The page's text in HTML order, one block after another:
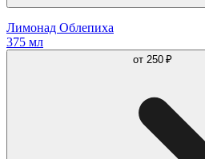
Лимонад Облепиха
375 мл
от 250 ₽